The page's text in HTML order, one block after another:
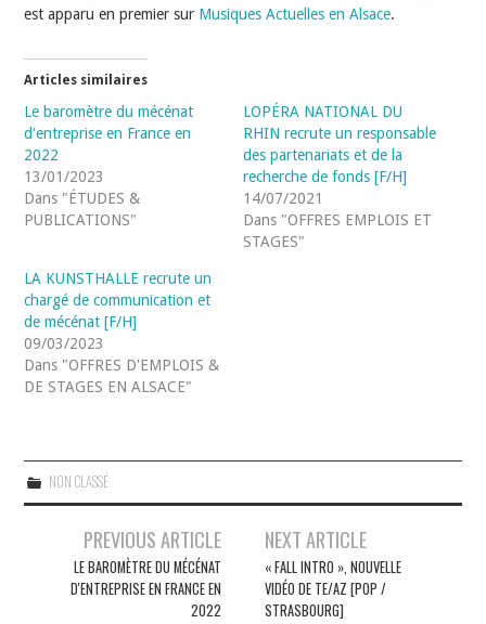
est apparu en premier sur Musiques Actuelles en Alsace.
Articles similaires
Le baromètre du mécénat
d'entreprise en France en
2022
13/01/2023
Dans "ÉTUDES &
PUBLICATIONS"
LOPÉRA NATIONAL DU
RHIN recrute un responsable
des partenariats et de la
recherche de fonds [F/H]
14/07/2021
Dans "OFFRES EMPLOIS ET
STAGES"
LA KUNSTHALLE recrute un
chargé de communication et
de mécénat [F/H]
09/03/2023
Dans "OFFRES D'EMPLOIS &
DE STAGES EN ALSACE"
NON CLASSÉ
Navigation
articles
PREVIOUS ARTICLE
LE BAROMÈTRE DU MÉCÉNAT
D'ENTREPRISE EN FRANCE EN
2022
NEXT ARTICLE
« FALL INTRO », NOUVELLE
VIDÉO DE TE/AZ [POP /
STRASBOURG]